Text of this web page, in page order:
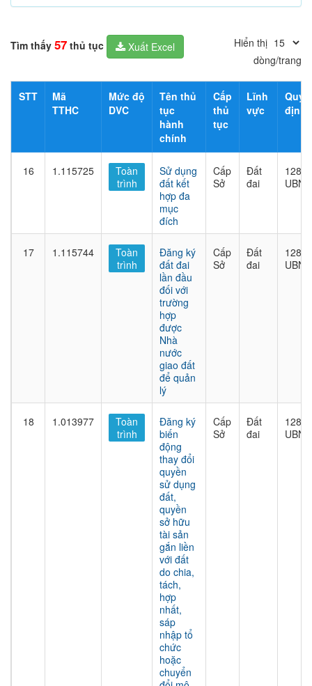
Tìm thấy 57 thủ tục Xuất Excel
Hiển thị
dòng/trang
STT
Mã
TTHC
Mức độ
DVC
Tên thủ
tục
hành
chính
Cấp
thủ
tục
Lĩnh
vực
định
16 1.115725
Toàn
trình
Sử dụng
đất kết
hợp đa
mục
đích
Cấp
Sở
Đất
đai
UBND
17 1.115744
Toàn
trình
Đăng ký
đất đai
lần đầu
đối với
trường
hợp
được
Nhà
nước
giao đất
để quản
lý
Cấp
Sở
Đất
đai
UBND
18 1.013977
Toàn
trình
Đăng ký
biến
động
thay đổi
quyền
sử dụng
đất,
quyền
sở hữu
tài sản
gắn liền
với đất
do chia,
tách,
hợp
nhất,
sáp
nhập tổ
chức
hoặc
chuyển
Cấp
Sở
Đất
đai
UBND